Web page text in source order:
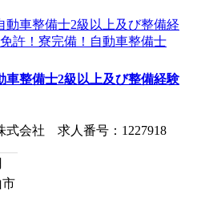
車整備士2級以上及び整備経験
式会社 求人番号：1227918
市